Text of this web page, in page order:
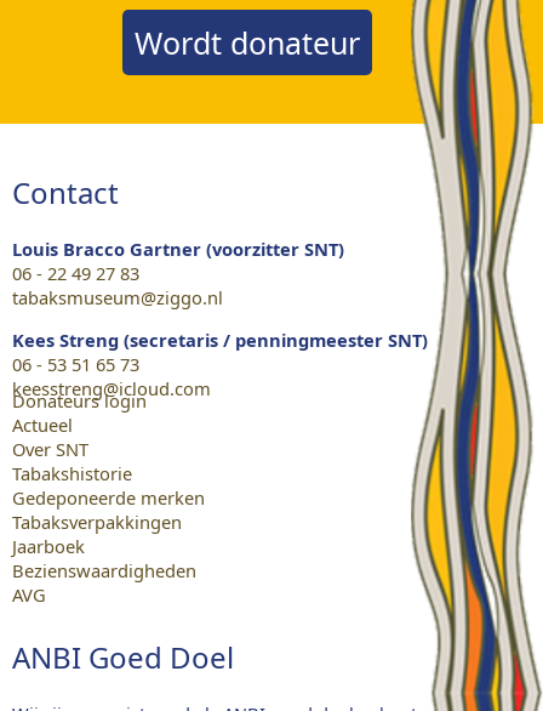
Wordt donateur
Contact
Louis Bracco Gartner (voorzitter SNT)
06 - 22 49 27 83
tabaksmuseum@ziggo.nl
Kees Streng (secretaris / penningmeester SNT)
06 - 53 51 65 73
keesstreng@icloud.com
Donateurs login
Actueel
Over SNT
Tabakshistorie
Gedeponeerde merken
Tabaksverpakkingen
Jaarboek
Bezienswaardigheden
AVG
ANBI Goed Doel